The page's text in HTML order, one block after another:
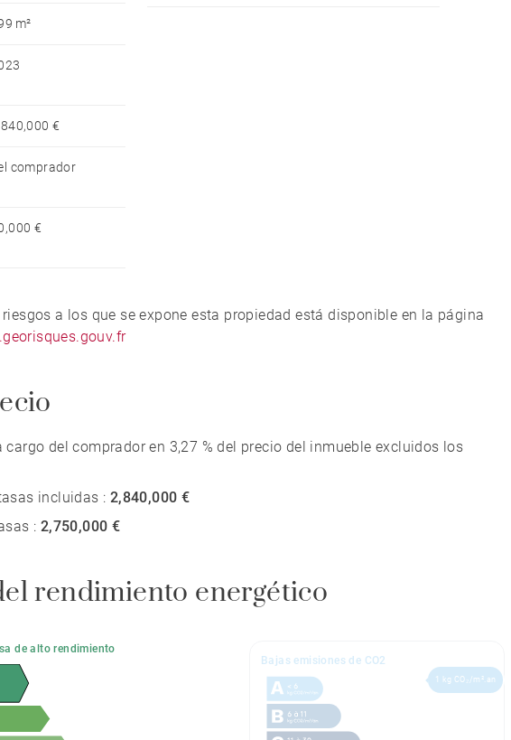
m²
€
comprador
€
a los que se expone esta propiedad está disponible en la página
del comprador en 3,27 % del precio del inmueble excluidos los
incluidas : 2,840,000 €
: 2,750,000 €
rendimiento energético
de alto rendimiento
Bajas emisiones de CO2
1 kg CO₂/m².an